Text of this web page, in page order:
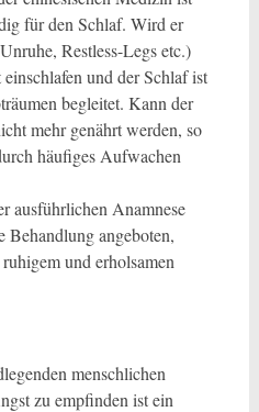
für den Schlaf. Wird er
Restless-Legs etc.)
und der Schlaf ist
begleitet. Kann der
mehr genährt werden, so
häufiges Aufwachen
ausführlichen Anamnese
Behandlung angeboten,
und erholsamen
menschlichen
zu empfinden ist ein